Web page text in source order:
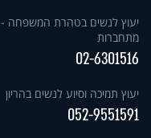
יעוץ לנשים בטהרת המשפחה -
מתחברות
02-6301516
יעוץ תמיכה וסיוע לנשים בהריון
052-9551591